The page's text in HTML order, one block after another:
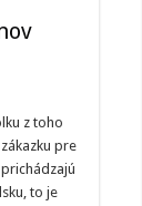
z toho
pre
to je